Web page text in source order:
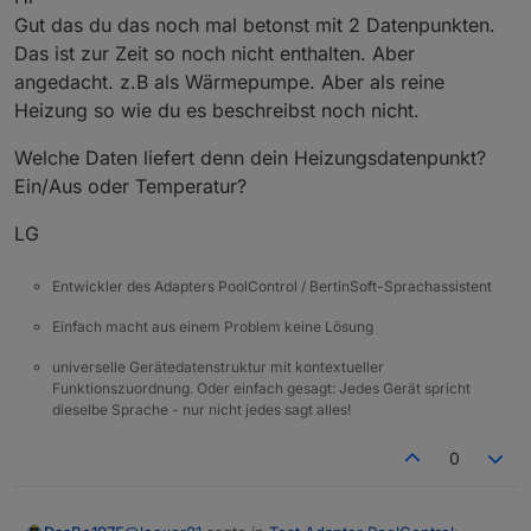
Gut das du das noch mal betonst mit 2 Datenpunkten.
Das ist zur Zeit so noch nicht enthalten. Aber
angedacht. z.B als Wärmepumpe. Aber als reine
Heizung so wie du es beschreibst noch nicht.
Welche Daten liefert denn dein Heizungsdatenpunkt?
Ein/Aus oder Temperatur?
LG
Entwickler des Adapters PoolControl / BertinSoft-Sprachassistent
Einfach macht aus einem Problem keine Lösung
universelle Gerätedatenstruktur mit kontextueller
Funktionszuordnung. Oder einfach gesagt: Jedes Gerät spricht
dieselbe Sprache - nur nicht jedes sagt alles!
0